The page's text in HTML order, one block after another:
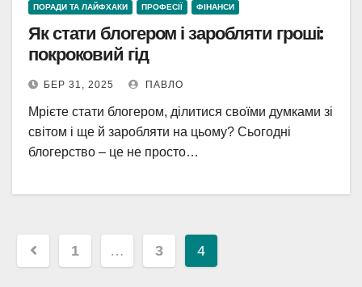
ПОРАДИ ТА ЛАЙФХАКИ ПРОФЕСІЇ ФІНАНСИ
Як стати блогером і заробляти гроші:
покроковий гід
БЕР 31, 2025 ПАВЛО
Мрієте стати блогером, ділитися своїми думками зі
світом і ще й заробляти на цьому? Сьогодні
блогерство – це не просто…
Пагінація
1 … 3 4